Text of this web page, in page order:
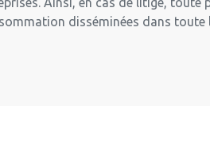
disséminées dans toute